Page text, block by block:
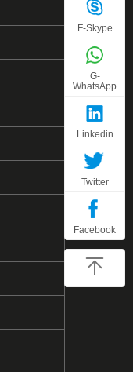
F-Skype
G-
WhatsApp
Linkedin
Twitter
Facebook